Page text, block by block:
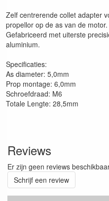
Zelf centrerende collet adapter
propellor op de as van de motor.
Gefabriceerd met uiterste
aluminium.
Specificaties:
As diameter: 5,0mm
Prop montage: 6,0mm
Schroefdraad: M6
Totale Lengte: 28,5mm
Reviews
Er zijn geen reviews
Schrijf een review